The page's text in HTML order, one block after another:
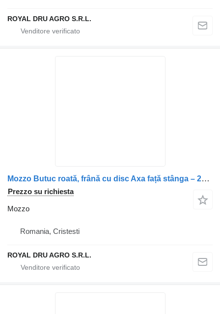
ROYAL DRU AGRO S.R.L.
Mozzo Butuc roată, frână cu disc Axa față stânga – 20764313, 501043977 per camion Renault Renault
Prezzo su richiesta
Mozzo
Romania, Cristesti
ROYAL DRU AGRO S.R.L.